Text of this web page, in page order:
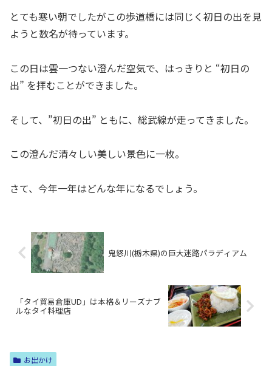
とても寒い朝でしたがこの歩道橋には同じく初日の出を見
ようと数名が待っています。
この日は雲一つない澄んだ空気で、はっきりと “初日の
出” を拝むことができました。
そして、”初日の出” ともに、総武線が走ってきました。
この澄んだ清々しい美しい景色に一枚。
さて、今年一年はどんな年になるでしょう。
鬼怒川(栃木県)の巨大迷路パラディアム
「タイ貿易倉庫UD」は本格＆リーズナブ
ルなタイ料理店
お出かけ